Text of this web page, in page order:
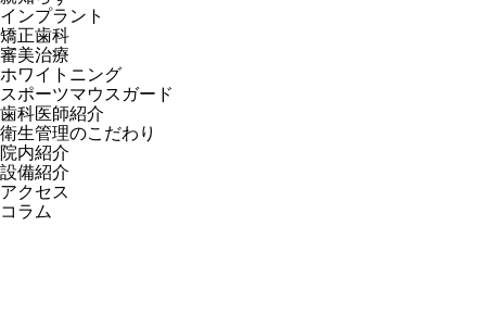
インプラント
矯正歯科
審美治療
ホワイトニング
スポーツマウスガード
歯科医師紹介
衛生管理のこだわり
院内紹介
設備紹介
アクセス
コラム